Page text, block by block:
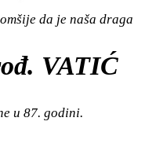
da je naša draga
VATIĆ
u 87. godini.